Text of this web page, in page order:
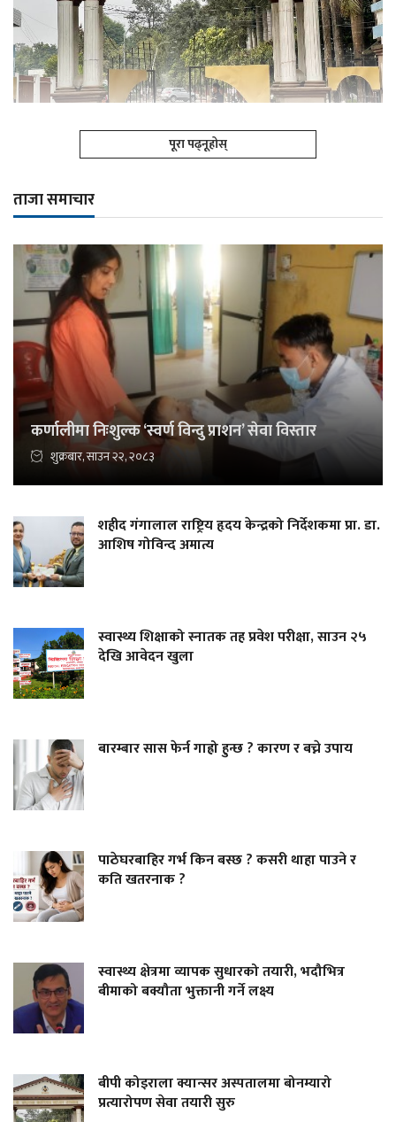
पूरा पढ्नूहोस्
ताजा समाचार
कर्णालीमा निःशुल्क ‘स्वर्ण विन्दु प्राशन’ सेवा विस्तार
शुक्रबार, साउन २२, २०८३
शहीद गंगालाल राष्ट्रिय हृदय केन्द्रको निर्देशकमा प्रा. डा.
आशिष गोविन्द अमात्य
स्वास्थ्य शिक्षाको स्नातक तह प्रवेश परीक्षा, साउन २५
देखि आवेदन खुला
बारम्बार सास फेर्न गाह्रो हुन्छ ? कारण र बच्ने उपाय
पाठेघरबाहिर गर्भ किन बस्छ ? कसरी थाहा पाउने र
कति खतरनाक ?
स्वास्थ्य क्षेत्रमा व्यापक सुधारको तयारी, भदौभित्र
बीमाको बक्यौता भुक्तानी गर्ने लक्ष्य
बीपी कोइराला क्यान्सर अस्पतालमा बोनम्यारो
प्रत्यारोपण सेवा तयारी सुरु